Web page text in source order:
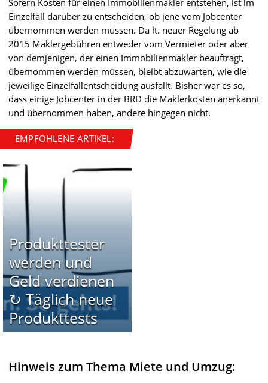
Sofern Kosten für einen Immobilienmakler entstehen, ist im
Einzelfall darüber zu entscheiden, ob jene vom Jobcenter
übernommen werden müssen. Da lt. neuer Regelung ab
2015 Maklergebühren entweder vom Vermieter oder aber
von demjenigen, der einen Immobilienmakler beauftragt,
übernommen werden müssen, bleibt abzuwarten, wie die
jeweilige Einzelfallentscheidung ausfällt. Bisher war es so,
dass einige Jobcenter in der BRD die Maklerkosten anerkannt
und übernommen haben, andere hingegen nicht.
EMPFOHLENE ARTIKEL:
Produkttester
werden und
Geld verdienen
↻ Täglich neue
Produkttests
Hinweis zum Thema Miete und Umzug: